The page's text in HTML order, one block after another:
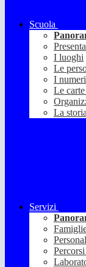
Scuola
I luoghi
Le
I
Le
La storia
Servizi